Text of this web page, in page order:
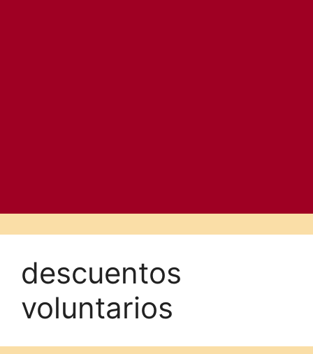
descuentos
voluntarios